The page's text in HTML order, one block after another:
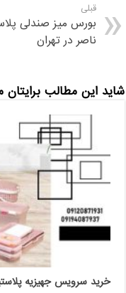
قبلی
بورس میز صندلی
ناصر در تهران
شاید این مطالب برایتان
خرید سرویس جهیزیه